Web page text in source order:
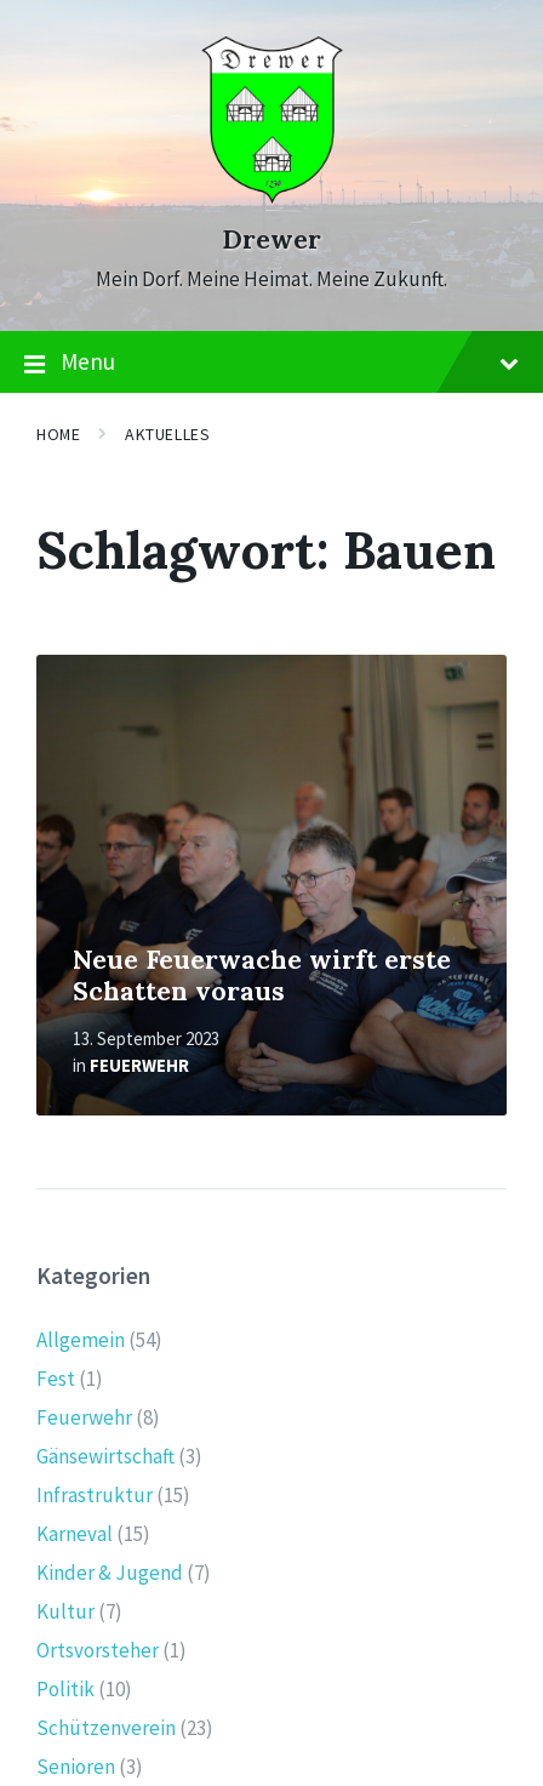
Drewer
Mein Dorf. Meine Heimat. Meine Zukunft.
Menu
HOME AKTUELLES
Schlagwort: Bauen
Neue Feuerwache wirft erste
Schatten voraus
13. September 2023
in FEUERWEHR
Mehr
Kategorien
Allgemein(54)
Fest(1)
Feuerwehr(8)
Gänsewirtschaft(3)
Infrastruktur(15)
Karneval (15)
Kinder & Jugend (7)
Kultur(7)
Ortsvorsteher(1)
Politik(10)
Schützenverein(23)
Senioren(3)